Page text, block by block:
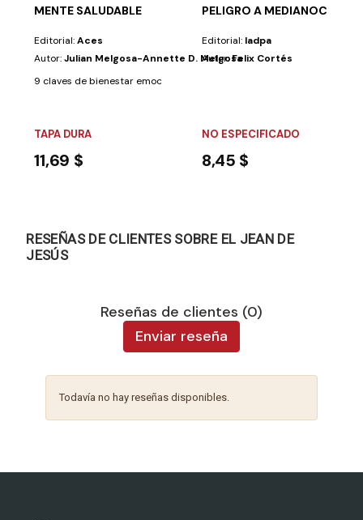
MENTE SALUDABLE
Editorial:Aces
Autor:Julian Melgosa-Annette D. Melgosa
9 claves de bienestar emocional. Pocas cosas son tan beneficiosas
TAPA DURA
11,69 $
PELIGRO A MEDIANOCHE
Editorial: Iadpa
Autor:Felix Cortés
NO ESPECIFICADO
8,45 $
RESEÑAS DE CLIENTES SOBRE EL JEAN DE
JESÚS
Reseñas de clientes (0)
Enviar reseña
Todavía no hay reseñas disponibles.